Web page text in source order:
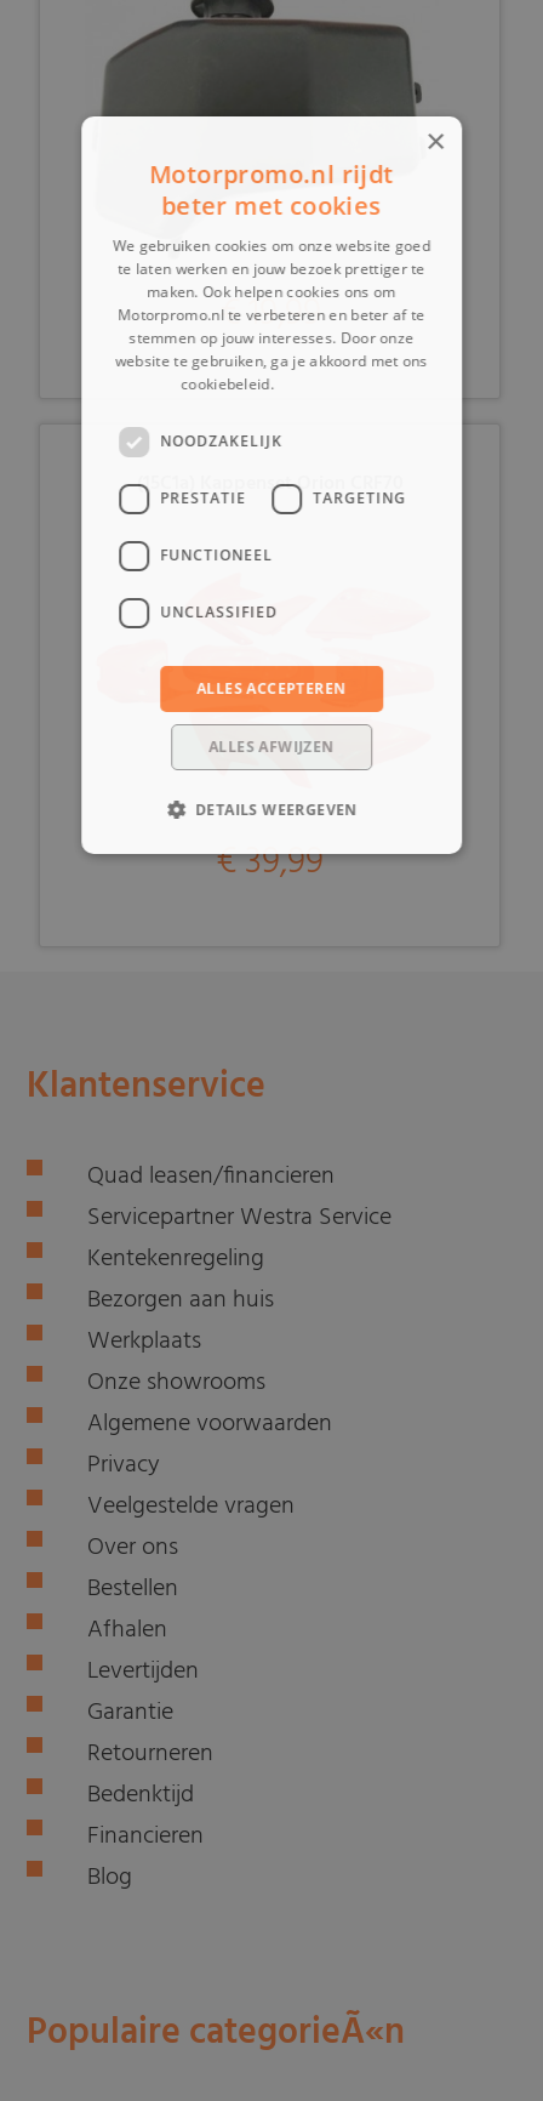
€ 19,99
(15C1a) Kappenset Orion CRF70
€ 39,99
Klantenservice
Quad leasen/financieren
Servicepartner Westra Service
Kentekenregeling
Bezorgen aan huis
Werkplaats
Onze showrooms
Algemene voorwaarden
Privacy
Veelgestelde vragen
Over ons
Bestellen
Afhalen
Levertijden
Garantie
Retourneren
Bedenktijd
Financieren
Blog
Populaire categorieÃ«n
×
Motorpromo.nl rijdt
beter met cookies
We gebruiken cookies om onze website goed
te laten werken en jouw bezoek prettiger te
maken. Ook helpen cookies ons om
Motorpromo.nl te verbeteren en beter af te
stemmen op jouw interesses. Door onze
website te gebruiken, ga je akkoord met ons
cookiebeleid.
NOODZAKELIJK
PRESTATIE TARGETING
FUNCTIONEEL
UNCLASSIFIED
ALLES ACCEPTEREN
ALLES AFWIJZEN
DETAILS WEERGEVEN